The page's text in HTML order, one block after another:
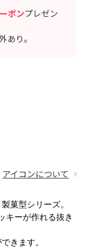
ポンプレゼン
り。
アイコンについて
菓型シリーズ。
キーが作れる抜き
きます。